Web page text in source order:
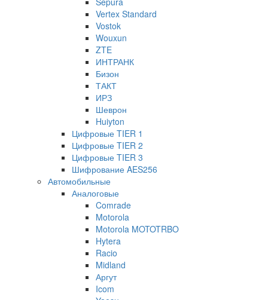
Vertex Standard
Vostok
Wouxun
ZTE
ИНТРАНК
Бизон
ТАКТ
ИРЗ
Шеврон
Huiyton
Цифровые TIER 1
Цифровые TIER 2
Цифровые TIER 3
Шифрование AES256
Автомобильные
Аналоговые
Comrade
Motorola
Motorola MOTOTRBO
Hytera
Racio
Midland
Аргут
Icom